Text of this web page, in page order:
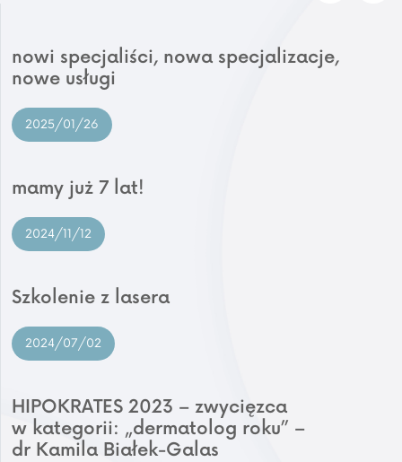
nowi specjaliści, nowa specjalizacje,
nowe usługi
2025/01/26
mamy już 7 lat!
2024/11/12
Szkolenie z lasera
2024/07/02
HIPOKRATES 2023 – zwycięzca
w kategorii: „dermatolog roku” –
dr Kamila Białek-Galas